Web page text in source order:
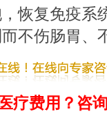
恢复免疫系
不伤肠胃、
疗费用？咨